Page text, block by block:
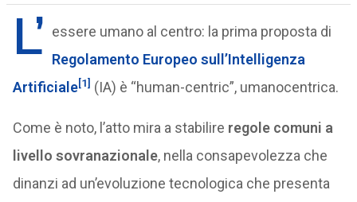
L’ essere umano al centro: la prima proposta di
Regolamento Europeo sull’Intelligenza
Artificiale[1] (IA) è “human-centric”, umanocentrica.
Come è noto, l’atto mira a stabilire regole comuni a
livello sovranazionale, nella consapevolezza che
dinanzi ad un’evoluzione tecnologica che presenta